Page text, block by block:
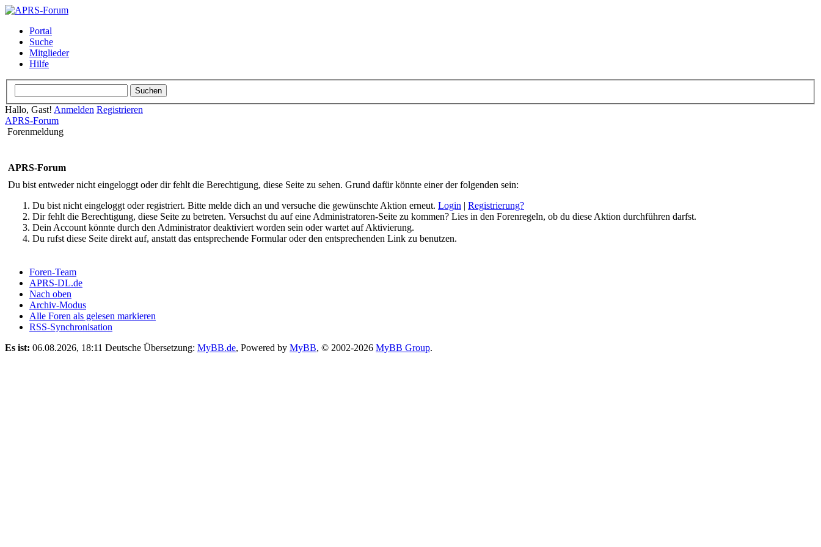
Portal
Suche
Mitglieder
Hilfe
Hallo, Gast! Anmelden Registrieren
APRS-Forum
Forenmeldung
APRS-Forum
Du bist entweder nicht eingeloggt oder dir fehlt die Berechtigung, diese Seite zu sehen. Grund dafür könnte einer der folgenden sein:
Du bist nicht eingeloggt oder registriert. Bitte melde dich an und versuche die gewünschte Aktion erneut. Login | Registrierung?
Dir fehlt die Berechtigung, diese Seite zu betreten. Versuchst du auf eine Administratoren-Seite zu kommen? Lies in den Forenregeln, ob du diese Aktion durchführen darfst.
Dein Account könnte durch den Administrator deaktiviert worden sein oder wartet auf Aktivierung.
Du rufst diese Seite direkt auf, anstatt das entsprechende Formular oder den entsprechenden Link zu benutzen.
Foren-Team
APRS-DL.de
Nach oben
Archiv-Modus
Alle Foren als gelesen markieren
RSS-Synchronisation
Es ist: 06.08.2026, 18:11 Deutsche Übersetzung: MyBB.de, Powered by MyBB, © 2002-2026 MyBB Group.